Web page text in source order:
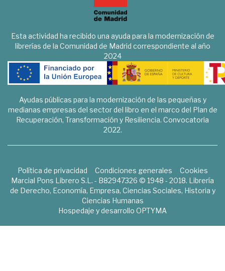
Esta actividad ha recibido una ayuda para la modernización de
librerías de la Comunidad de Madrid correspondiente al año
2024
Ayudas públicas para la modernización de las pequeñas y
medianas empresas del sector del libro en el marco del Plan de
Recuperación, Transformación y Resiliencia. Convocatoria
2022.
Política de privacidad Condiciones generales
Cookies
Marcial Pons Librero S.L. - B82947326 © 1948 - 2018. Librería
de Derecho, Economía, Empresa, Ciencias Sociales, Historia y
Ciencias Humanas
Hospedaje y desarrollo OPTYMA